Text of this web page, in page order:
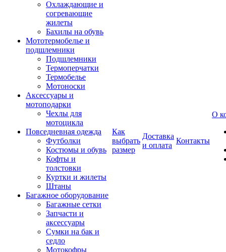
Охлаждающие и
согревающие
жилеты
Бахилы на обувь
Мототермобелье и
подшлемники
Подшлемники
Термоперчатки
Термобелье
Мотоноски
Аксессуары и
мотоподарки
Чехлы для
мотоцикла
Повседневная одежда
Футболки
Костюмы и обувь
Кофты и
толстовки
Куртки и жилеты
Штаны
Багажное оборудование
Багажные сетки
Запчасти и
аксессуары
Сумки на бак и
седло
Мотокофры
Как
выбрать
размер
Доставка
и оплата
Контакты
О